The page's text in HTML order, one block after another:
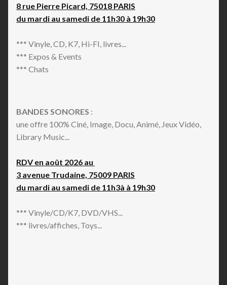
8 rue Pierre Picard, 75018 PARIS
du mardi au samedi de 11h30 à 19h30
*** Vinyle, CD, K7, Hi-FI, livres...
*** Expos & Events
*** Chats
BANDES SONORES :
une offre 100% Ciné, Image, Docu, Animé, Jeux Vidéo,
Library Music...
RDV en août 2026 au
3 avenue Trudaine, 75009 PARIS
du mardi au samedi de 11h3à à 19h30
*** Vinyle/CD/K7, DVD/VHS...
*** livres/affiches, Toys...